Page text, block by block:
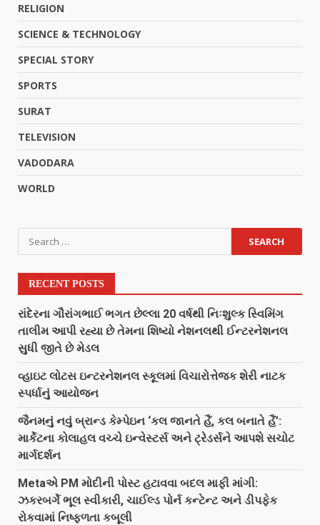
RELIGION
SCIENCE & TECHNOLOGY
SPECIAL STORY
SPORTS
SURAT
TELEVISION
VADODARA
WORLD
RECENT POSTS
રાંદેરના ગૌરાંગભાઈ ભગત છેલ્લા 20 વર્ષથી નિઃશુલ્ક સ્વિમિંગ
તાલીમ આપી રહ્યા છે તેમના શિષ્યો નેશનલથી ઈન્ટરનેશનલ
સુધી જીતે છે મેડલ
વ્હાઇટ લોટસ ઇન્ટરનેશનલ સ્કૂલમાં વિચારોત્તેજક શેરી નાટક
સ્પર્ધાનું આયોજન
જૈનમનું નવું બ્રાન્ડ કેમ્પેઇન ‘કલ જાનતે હૈં, કલ બનાતે હૈં’:
માર્કેટના કોલાહલ વચ્ચે ઇન્વેસ્ટર્સ અને ટ્રેડર્સને આપશે સચોટ
માર્ગદર્શન
Metaએ PM મોદીની પોસ્ટ હટાવવા બદલ માફી માંગી:
ઝકરબર્ગે ભૂલ સ્વીકારી, ચાઈલ્ડ પોર્ન કન્ટેન્ટ અને ડીપફેક
રોકવામાં નિષ્ફળતા કબૂલી